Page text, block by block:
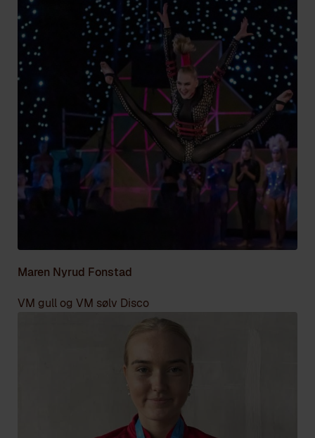
Maren Nyrud Fonstad
VM gull og VM sølv Disco